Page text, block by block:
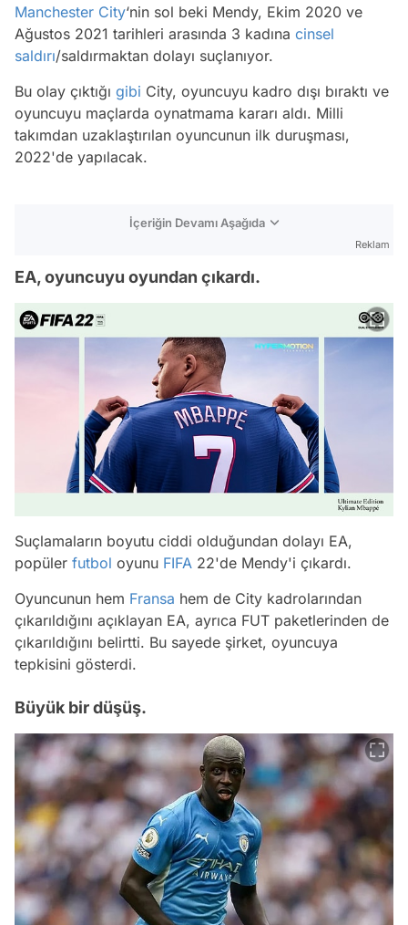
Manchester City‘nin sol beki Mendy, Ekim 2020 ve
Ağustos 2021 tarihleri arasında 3 kadına cinsel
saldırı/saldırmaktan dolayı suçlanıyor.
Bu olay çıktığı gibi City, oyuncuyu kadro dışı bıraktı ve
oyuncuyu maçlarda oynatmama kararı aldı. Milli
takımdan uzaklaştırılan oyuncunun ilk duruşması,
2022'de yapılacak.
İçeriğin Devamı Aşağıda
Reklam
EA, oyuncuyu oyundan çıkardı.
Suçlamaların boyutu ciddi olduğundan dolayı EA,
popüler futbol oyunu FIFA 22'de Mendy'i çıkardı.
Oyuncunun hem Fransa hem de City kadrolarından
çıkarıldığını açıklayan EA, ayrıca FUT paketlerinden de
çıkarıldığını belirtti. Bu sayede şirket, oyuncuya
tepkisini gösterdi.
Büyük bir düşüş.